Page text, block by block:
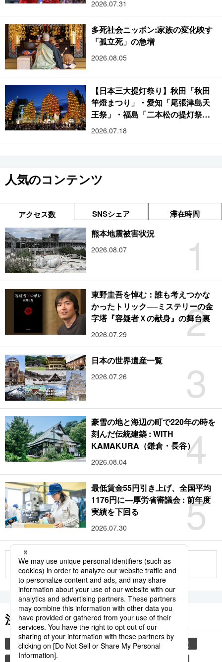
2026.07.31
多死社会ニッポン:家族の変化映す
「孤立死」の急増
2026.08.05
【日本三大提灯祭り】秋田「秋田
竿燈まつり」・愛知「尾張津島天
王祭」・福島「二本松の提灯祭
り」:おびただしい灯火が夜空を照
2026.07.18
人気のコンテンツ
アクセス数 SNSシェア 滞在時間
1
熊本地震被害状況
2026.08.07
2
東野圭吾を悼む：誰も考えつかな
かったトリック──ミステリーの金
字塔『容疑者Ｘの献身』の舞台裏
2026.07.29
3
日本の世界遺産一覧
2026.07.26
4
豪雪の地と海辺の町で220年の時を
刻んだ伝統建築 : WITH
KAMAKURA（鎌倉・長谷）
2026.08.04
5
最低賃金55円引き上げ、全国平均
1176円に―厚労省審議会 : 前年度
実績を下回る
2026.07.30
もっと見る
注目のキーワード
共同通信ニュース 気象・災害 災害
観光